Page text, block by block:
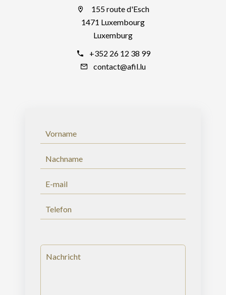
155 route d'Esch
1471 Luxembourg
Luxemburg
+352 26 12 38 99
contact@afil.lu